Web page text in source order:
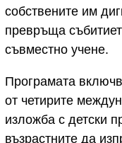
собствените им
превръща
съвместно учене.
Програмата
от четирите
изложба с детски
възрастните да